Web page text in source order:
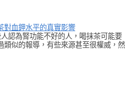
對血鉀水平的真實影響
認為腎功能不好的人，喝抹茶可能要
類似的報導，有些來源甚至很權威，然